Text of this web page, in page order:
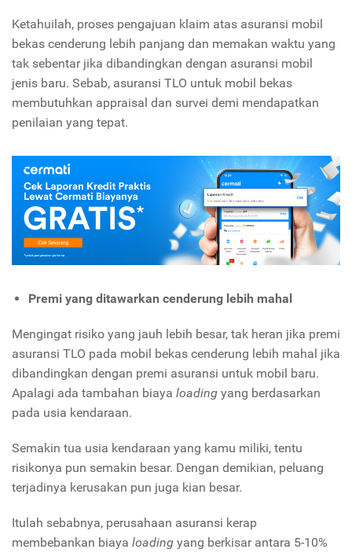
Ketahuilah, proses pengajuan klaim atas asuransi mobil
bekas cenderung lebih panjang dan memakan waktu yang
tak sebentar jika dibandingkan dengan asuransi mobil
jenis baru. Sebab, asuransi TLO untuk mobil bekas
membutuhkan appraisal dan survei demi mendapatkan
penilaian yang tepat.
Premi yang ditawarkan cenderung lebih mahal
Mengingat risiko yang jauh lebih besar, tak heran jika premi
asuransi TLO pada mobil bekas cenderung lebih mahal jika
dibandingkan dengan premi asuransi untuk mobil baru.
Apalagi ada tambahan biaya loading yang berdasarkan
pada usia kendaraan.
Semakin tua usia kendaraan yang kamu miliki, tentu
risikonya pun semakin besar. Dengan demikian, peluang
terjadinya kerusakan pun juga kian besar.
Itulah sebabnya, perusahaan asuransi kerap
membebankan biaya loading yang berkisar antara 5-10%